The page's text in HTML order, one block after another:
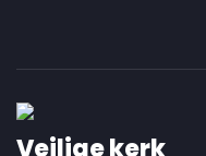
Veilige kerk